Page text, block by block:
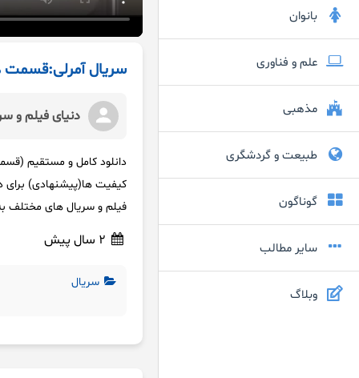
بانوان
علم و فناوری
مذهبی
طبیعت و گردشگری
گوناگون
سایر مطالب
وبلاگ
سریال آمرلی:قسمت
دنیای فیلم و
فیلم و سریال های مختلف به
سریال